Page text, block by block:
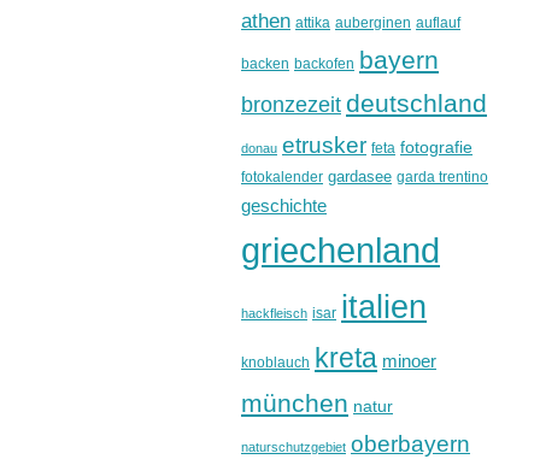
athen attika auberginen auflauf
backen backofen bayern
bronzezeit deutschland
donau etrusker feta fotografie
fotokalender gardasee garda trentino
geschichte
griechenland
hackfleisch isar italien
knoblauch kreta minoer
münchen natur
naturschutzgebiet oberbayern